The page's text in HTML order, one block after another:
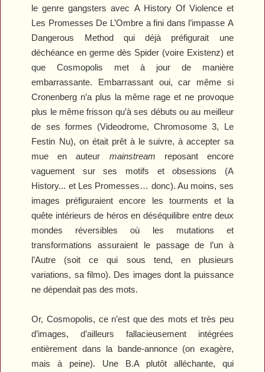
le genre gangsters avec A History Of Violenceet
Les Promesses De L’Ombrea fini dans l’impasse A
Dangerous Methodqui déjà préfigurait une
déchéance en germe dès Spider(voire Existenz) et
queCosmopolis met à jour de manière
embarrassante. Embarrassant oui, car même si
Cronenberg n’a plus la même rage et ne provoque
plus le même frisson qu’à ses débuts ou au meilleur
de ses formes (Videodrome,Chromosome 3, Le
Festin Nu), on était prêt à le suivre, à accepter sa
mue en auteur mainstream reposant encore
vaguement sur ses motifs et obsessions (A
History... et Les Promesses… donc). Au moins, ses
images préfiguraient encore les tourments et la
quête intérieurs de héros en déséquilibre entre deux
mondes réversibles où les mutations et
transformations assuraient le passage de l’un à
l’Autre (soit ce qui sous tend, en plusieurs
variations, sa filmo). Des images dont la puissance
ne dépendait pas des mots.
Or, Cosmopolis, ce n’est que des mots et très peu
d’images, d’ailleurs fallacieusement intégrées
entièrement dans la bande-annonce (on exagère,
mais à peine). Une B.A plutôt alléchante, qui